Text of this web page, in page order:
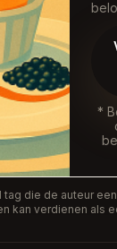
*
tag die de auteur
kan verdienen als